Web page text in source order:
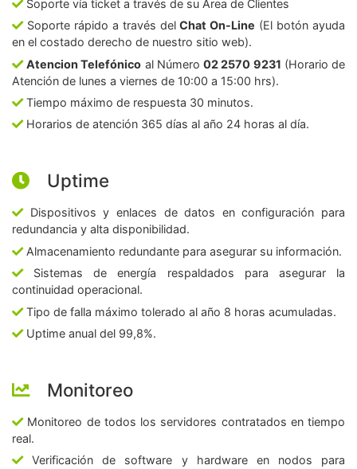
Soporte vía ticket a través de su Área de Clientes
Soporte rápido a través delChat On-Line (El botón ayuda
en el costado derecho de nuestro sitio web).
Atencion Telefónico al Número02 2570 9231 (Horario de
Atención de lunes a viernes de 10:00 a 15:00 hrs).
Tiempo máximo de respuesta 30 minutos.
Horarios de atención 365 días al año 24 horas al día.
Uptime
Dispositivos y enlaces de datos en configuración para
redundancia y alta disponibilidad.
Almacenamiento redundante para asegurar su información.
Sistemas de energía respaldados para asegurar la
continuidad operacional.
Tipo de falla máximo tolerado al año 8 horas acumuladas.
Uptime anual del 99,8%.
Monitoreo
Monitoreo de todos los servidores contratados en tiempo
real.
Verificación de software y hardware en nodos para